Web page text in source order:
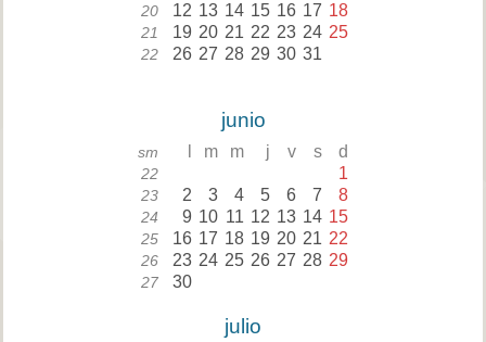
20 12 13 14 15 16 17 18
21 19 20 21 22 23 24 25
22 26 27 28 29 30 31
junio
sm m m j v s d
22 1
23 2 3 4 5 6 7 8
24 9 10 11 12 13 14 15
25 16 17 18 19 20 21 22
26 23 24 25 26 27 28 29
27 30
julio